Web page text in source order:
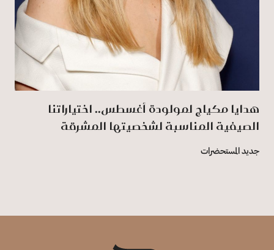
هدايا مكياج لمولودة أغسطس.. اختياراتنا
الصيفية المناسبة لشخصيتها المشرقة
جديد المستحضرات